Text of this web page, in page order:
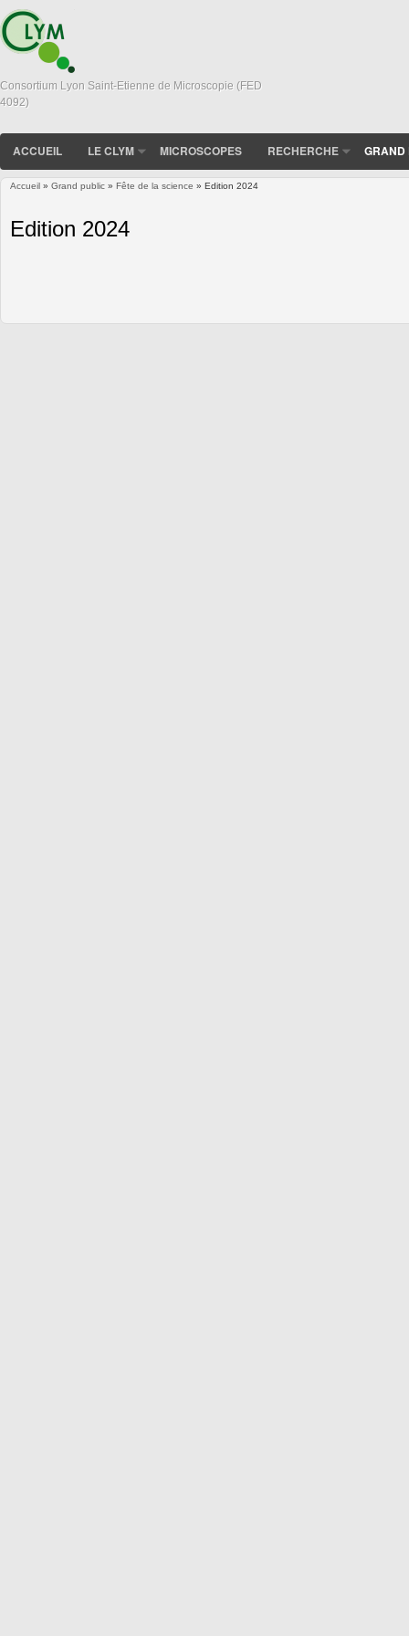
Consortium Lyon Saint-Etienne de Microscopie (FED
4092)
ACCUEIL LE CLYM MICROSCOPES RECHERCHE GRAND
Accueil » Grand public » Fête de la science » Edition 2024
Edition 2024